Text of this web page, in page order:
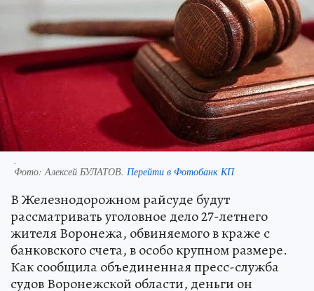
.
Фото:Алексей БУЛАТОВ. Перейти в Фотобанк КП
В Железнодорожном райсуде будут
рассматривать уголовное дело 27-летнего
жителя Воронежа, обвиняемого в краже с
банковского счета, в особо крупном размере.
Как сообщила объединенная пресс-служба
судов Воронежской области, деньги он